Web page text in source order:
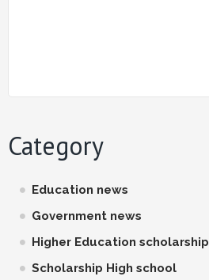
Category
Education news
Government news
Higher Education scholarship
Scholarship High school